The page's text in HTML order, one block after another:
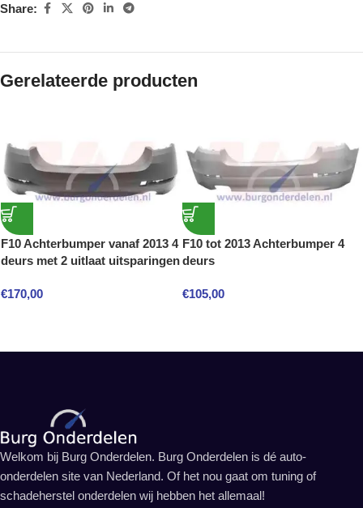
Share:
Gerelateerde producten
F10 Achterbumper vanaf 2013 4
deurs met 2 uitlaat uitsparingen
€170,00
F10 tot 2013 Achterbumper 4
deurs
€105,00
Welkom bij Burg Onderdelen. Burg Onderdelen is dé auto-
onderdelen site van Nederland. Of het nou gaat om tuning of
schadeherstel onderdelen wij hebben het allemaal!